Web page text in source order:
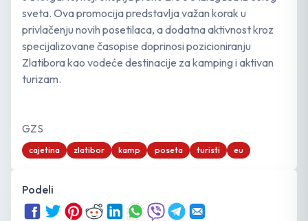
sveta. Ova promocija predstavlja važan korak u
privlačenju novih posetilaca, a dodatna aktivnost kroz
specijalizovane časopise doprinosi pozicioniranju
Zlatibora kao vodeće destinacije za kamping i aktivan
turizam.
GZS
cajetina zlatibor kamp poseta turisti eu
Podeli